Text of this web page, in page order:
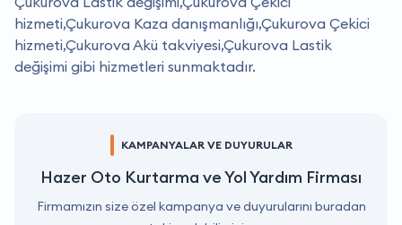
hizmeti,Çukurova Kaza danışmanlığı,Çukurova Çekici
hizmeti,Çukurova Akü takviyesi,Çukurova Lastik
değişimi gibi hizmetleri sunmaktadır.
KAMPANYALAR VE DUYURULAR
Hazer Oto Kurtarma ve Yol Yardım Firması
Firmamızın size özel kampanya ve duyurularını buradan